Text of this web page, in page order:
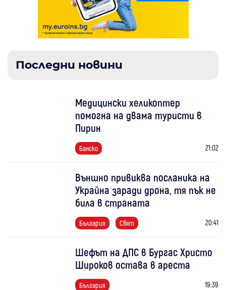
Последни новини
Медицински хеликоптер
помогна на двама туристи в
Пирин
Банско 21:02
Външно привиква посланика на
Украйна заради дрона, тя пък не
била в страната
България Свят 20:41
Шефът на ДПС в Бургас Христо
Широков остава в ареста
България 19:39